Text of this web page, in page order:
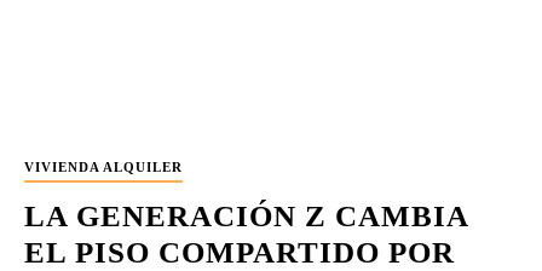
VIVIENDA ALQUILER
LA GENERACIÓN Z CAMBIA
EL PISO COMPARTIDO POR